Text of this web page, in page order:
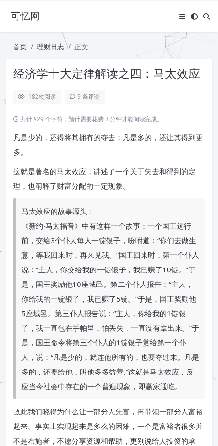
可忆网
首页 理财日志 正文
经济学十大定律解读之四：马太效应
182次阅读 9 条评论
共计 929 个字符，预计需要花费 3 分钟才能阅读完成。
凡是少的，还得将其拥有的夺去；凡是多的，还让其得到更
多。
这就是著名的马太效应，讲述了一个关于失去和得到的定
理，也阐释了财富分配的一定现象。
马太效应的故事源头：
《新约·马太福音》中有这样一个故事：一个国王远行
前，交给3个仆人每人一锭银子，吩咐道：“你们去做生
意，等我回来时，再来见我。”国王回来时，第一个仆人
说：“主人，你交给我的一锭银子，我已赚了10锭。”于
是，国王奖励他10座城邑。第二个仆人报告：“主人，
你给我的一锭银子，我已赚了5锭。”于是，国王奖励他
5座城邑。第三仆人报告说：“主人，你给我的1锭银
子，我一直包在手帕里，怕丢失，一直没有拿出来。”于
是，国王命令将第三个仆人的1锭银子赏给第一个仆
人，说：“凡是少的，就连他所有的，也要夺过来。凡是
多的，还要给他，叫他多多益善.”这就是马太效应，反
应当今社会中存在的一个普遍现象，即赢家通吃。
故此我们晓得为什么让一部分人先富，再带领一部分人富裕
起来。事实上实现起来是多么的困难，一个是富裕者很多并
不是布施者，不愿分享资源和帮助，更别说给人投资的承